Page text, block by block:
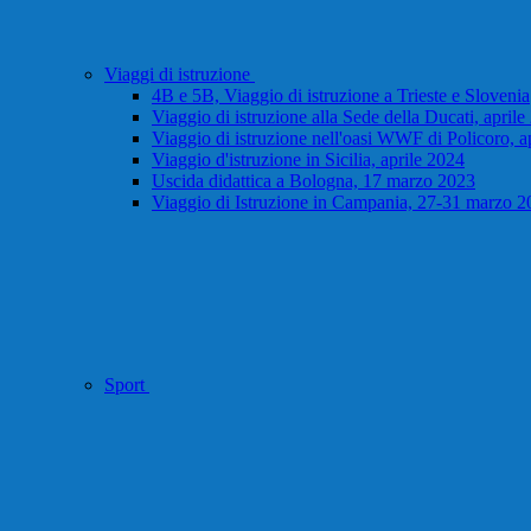
Viaggi di istruzione
4B e 5B, Viaggio di istruzione a Trieste e Slovenia
Viaggio di istruzione alla Sede della Ducati, aprile
Viaggio di istruzione nell'oasi WWF di Policoro,
Viaggio d'istruzione in Sicilia, aprile 2024
Uscida didattica a Bologna, 17 marzo 2023
Viaggio di Istruzione in Campania, 27-31 marzo
Sport